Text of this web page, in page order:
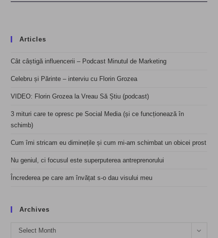
Articles
Cât câștigă influencerii – Podcast Minutul de Marketing
Celebru și Părinte – interviu cu Florin Grozea
VIDEO: Florin Grozea la Vreau Să Știu (podcast)
3 mituri care te opresc pe Social Media (și ce funcționează în
schimb)
Cum îmi stricam eu diminețile și cum mi-am schimbat un obicei prost
Nu geniul, ci focusul este superputerea antreprenorului
Încrederea pe care am învățat s-o dau visului meu
Archives
Archives
Select Month